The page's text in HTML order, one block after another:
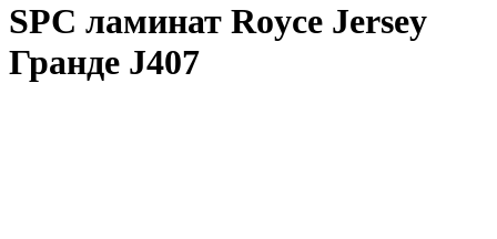
SPC ламинат Royce Jersey
Гранде J407